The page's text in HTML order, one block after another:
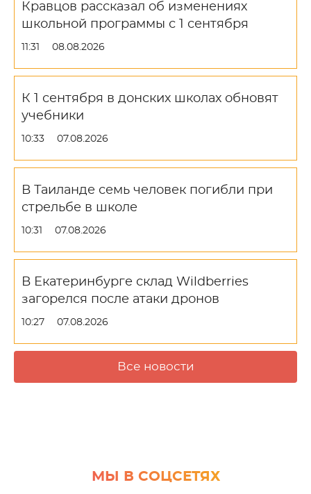
Кравцов рассказал об изменениях
школьной программы с 1 сентября
11:31 08.08.2026
К 1 сентября в донских школах обновят
учебники
10:33 07.08.2026
В Таиланде семь человек погибли при
стрельбе в школе
10:31 07.08.2026
В Екатеринбурге склад Wildberries
загорелся после атаки дронов
10:27 07.08.2026
Все новости
МЫ В СОЦСЕТЯХ